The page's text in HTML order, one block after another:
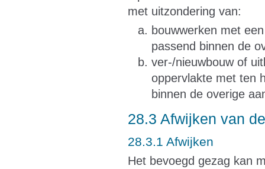
met uitzondering van:
bouwwerken met
passend binnen de
ver-/nieuwbouw of
oppervlakte met ten
binnen de overige
28.3 Afwijken van
28.3.1 Afwijken
Het bevoegd gezag kan